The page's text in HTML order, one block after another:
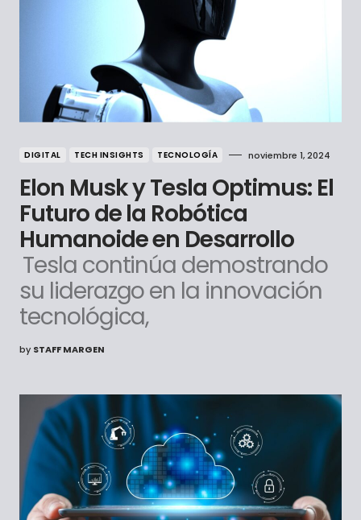
DIGITAL TECH INSIGHTS TECNOLOGÍA noviembre 1, 2024
Elon Musk y Tesla Optimus: El
Futuro de la Robótica
Humanoide en Desarrollo
Tesla continúa demostrando
su liderazgo en la innovación
tecnológica,
by STAFF MARGEN